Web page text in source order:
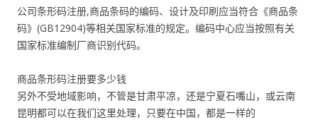
公司条形码注册,商品条码的编码、设计及印刷应当符合《商品条
码》(GB12904)等相关国家标准的规定。编码中心应当按照有关
国家标准编制厂商识别代码。
商品条形码注册要多少钱
另外不受地域影响，不管是甘肃平凉，还是宁夏石嘴山，或云南
昆明都可以在我们这里处理，只要在中国，都是一样的